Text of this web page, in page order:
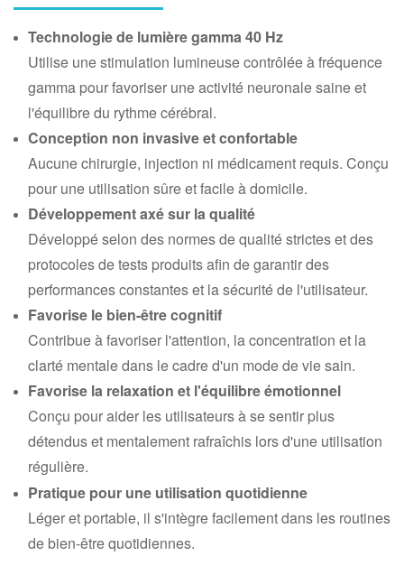
Technologie de lumière gamma 40 Hz
Utilise une stimulation lumineuse contrôlée à fréquence
gamma pour favoriser une activité neuronale saine et
l'équilibre du rythme cérébral.
Conception non invasive et confortable
Aucune chirurgie, injection ni médicament requis. Conçu
pour une utilisation sûre et facile à domicile.
Développement axé sur la qualité
Développé selon des normes de qualité strictes et des
protocoles de tests produits afin de garantir des
performances constantes et la sécurité de l'utilisateur.
Favorise le bien-être cognitif
Contribue à favoriser l'attention, la concentration et la
clarté mentale dans le cadre d'un mode de vie sain.
Favorise la relaxation et l'équilibre émotionnel
Conçu pour aider les utilisateurs à se sentir plus
détendus et mentalement rafraîchis lors d'une utilisation
régulière.
Pratique pour une utilisation quotidienne
Léger et portable, il s'intègre facilement dans les routines
de bien-être quotidiennes.